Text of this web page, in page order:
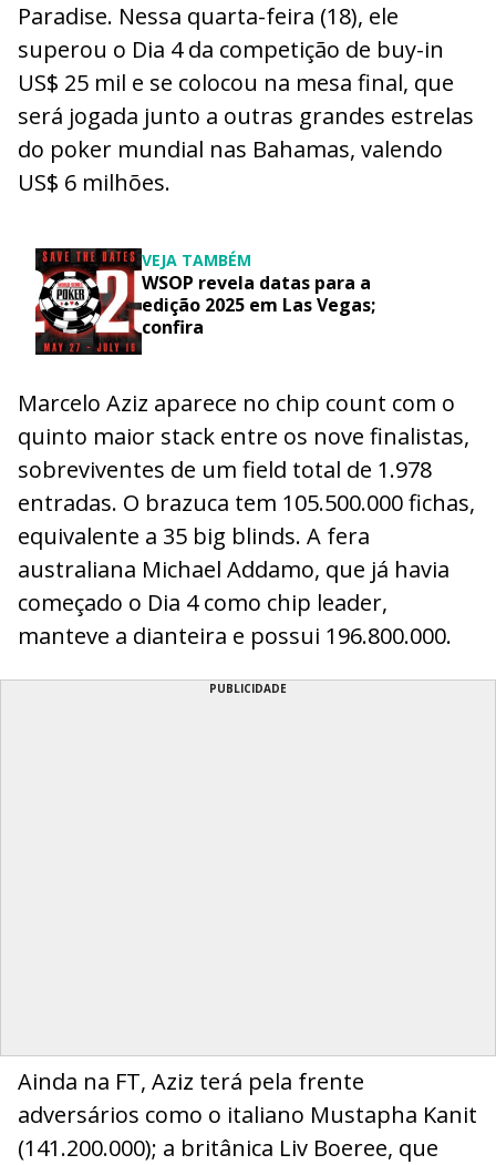
Paradise. Nessa quarta-feira (18), ele
superou o Dia 4 da competição de buy-in
US$ 25 mil e se colocou na mesa final, que
será jogada junto a outras grandes estrelas
do poker mundial nas Bahamas, valendo
US$ 6 milhões.
VEJA TAMBÉM
WSOP revela datas para a
edição 2025 em Las Vegas;
confira
Marcelo Aziz aparece no chip count com o
quinto maior stack entre os nove finalistas,
sobreviventes de um field total de 1.978
entradas. O brazuca tem 105.500.000 fichas,
equivalente a 35 big blinds. A fera
australiana Michael Addamo, que já havia
começado o Dia 4 como chip leader,
manteve a dianteira e possui 196.800.000.
PUBLICIDADE
Ainda na FT, Aziz terá pela frente
adversários como o italiano Mustapha Kanit
(141.200.000); a britânica Liv Boeree, que